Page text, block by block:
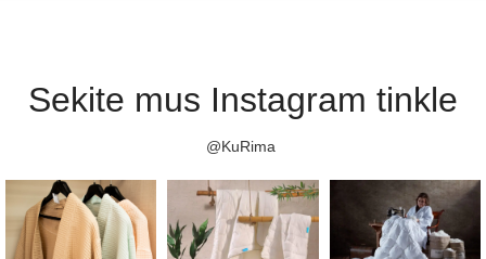
Sekite mus Instagram tinkle
@KuRima